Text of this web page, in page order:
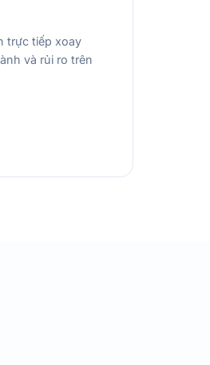
trực tiếp xoay
và rủi ro trên